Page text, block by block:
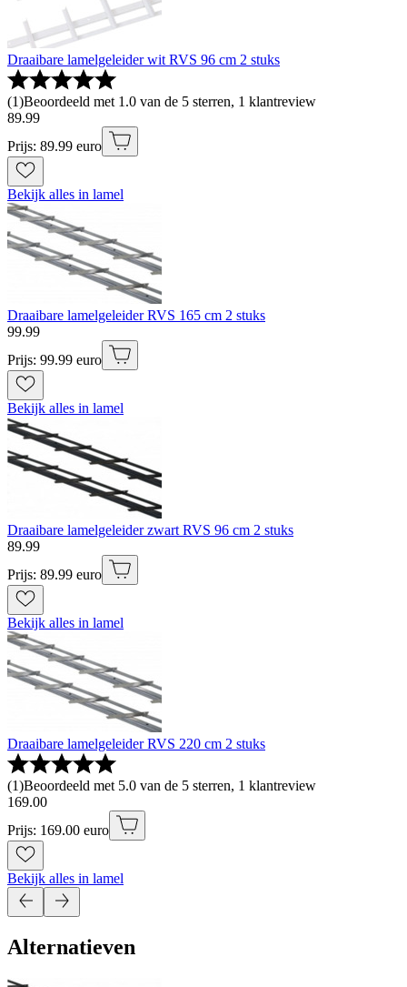
Draaibare lamelgeleider wit RVS 96 cm 2 stuks
(1)Beoordeeld met 1.0 van de 5 sterren, 1 klantreview
89.99
Prijs: 89.99 euro
Bekijk alles in lamel
Draaibare lamelgeleider RVS 165 cm 2 stuks
99.99
Prijs: 99.99 euro
Bekijk alles in lamel
Draaibare lamelgeleider zwart RVS 96 cm 2 stuks
89.99
Prijs: 89.99 euro
Bekijk alles in lamel
Draaibare lamelgeleider RVS 220 cm 2 stuks
(1)Beoordeeld met 5.0 van de 5 sterren, 1 klantreview
169.00
Prijs: 169.00 euro
Bekijk alles in lamel
Alternatieven